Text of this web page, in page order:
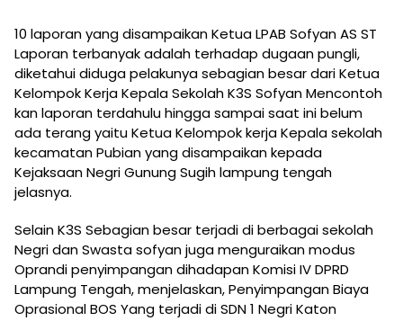
10 laporan yang disampaikan Ketua LPAB Sofyan AS ST
Laporan terbanyak adalah terhadap dugaan pungli,
diketahui diduga pelakunya sebagian besar dari Ketua
Kelompok Kerja Kepala Sekolah K3S Sofyan Mencontoh
kan laporan terdahulu hingga sampai saat ini belum
ada terang yaitu Ketua Kelompok kerja Kepala sekolah
kecamatan Pubian yang disampaikan kepada
Kejaksaan Negri Gunung Sugih lampung tengah
jelasnya.
Selain K3S Sebagian besar terjadi di berbagai sekolah
Negri dan Swasta sofyan juga menguraikan modus
Oprandi penyimpangan dihadapan Komisi IV DPRD
Lampung Tengah, menjelaskan, Penyimpangan Biaya
Oprasional BOS Yang terjadi di SDN 1 Negri Katon